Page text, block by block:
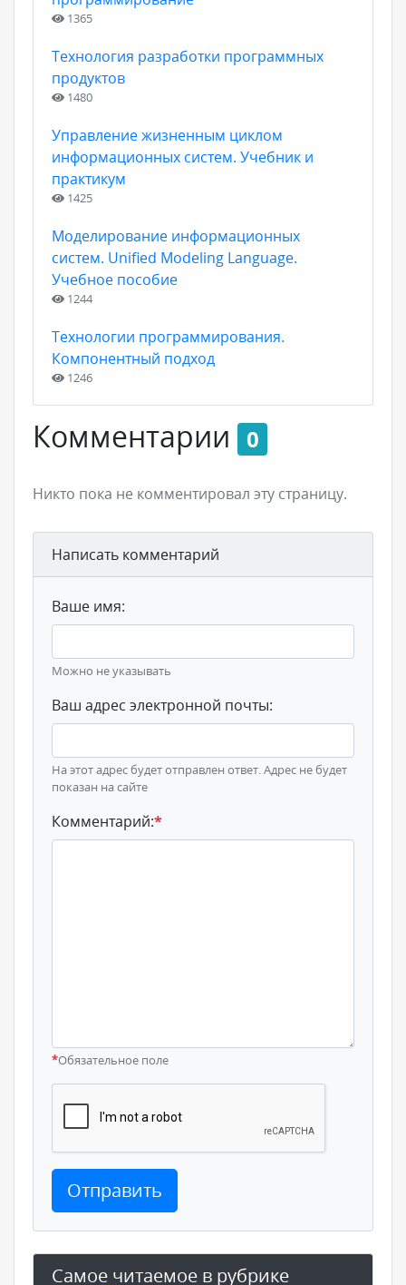
1365
Технология разработки программных
продуктов
1480
Управление жизненным циклом
информационных систем. Учебник и
практикум
1425
Моделирование информационных
систем. Unified Modeling Language.
Учебное пособие
1244
Технологии программирования.
Компонентный подход
1246
Комментарии 0
Никто пока не комментировал эту страницу.
Написать комментарий
Ваше имя:
Можно не указывать
Ваш адрес электронной почты:
На этот адрес будет отправлен ответ. Адрес не будет
показан на сайте
Комментарий:*
*Обязательное поле
Отправить
Самое читаемое в рубрике